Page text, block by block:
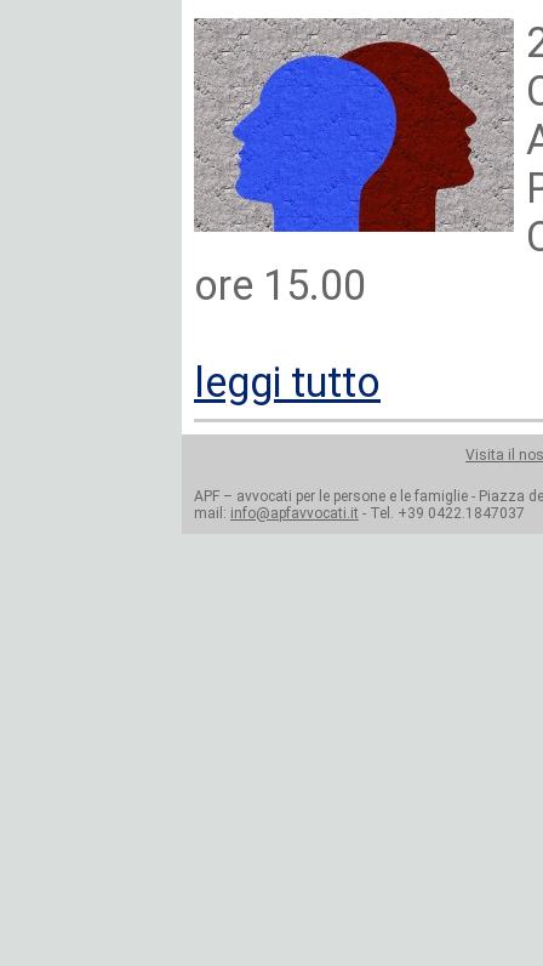
ore 15.00
leggi tutto
Visita il
APF – avvocati per le persone e le famiglie - Piazza
mail: info@apfavvocati.it - Tel. +39 0422.1847037